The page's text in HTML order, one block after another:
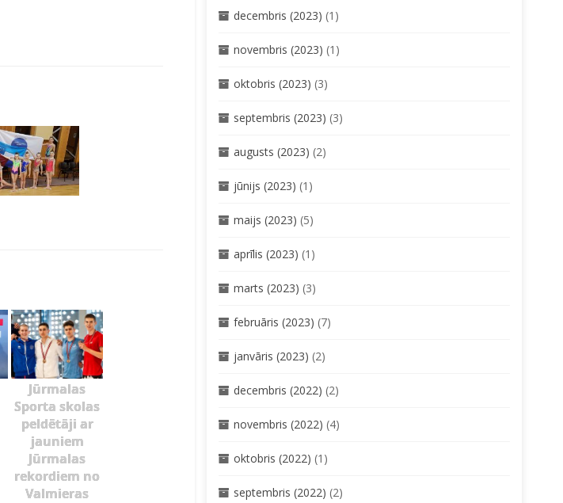
Jūrmalas
Sporta skolas
peldētāji ar
jauniem
Jūrmalas
rekordiem no
Valmieras
decembris (2023) (1)
novembris (2023) (1)
oktobris (2023) (3)
septembris (2023) (3)
augusts (2023) (2)
jūnijs (2023) (1)
maijs (2023) (5)
aprīlis (2023) (1)
marts (2023) (3)
februāris (2023) (7)
janvāris (2023) (2)
decembris (2022) (2)
novembris (2022) (4)
oktobris (2022) (1)
septembris (2022) (2)